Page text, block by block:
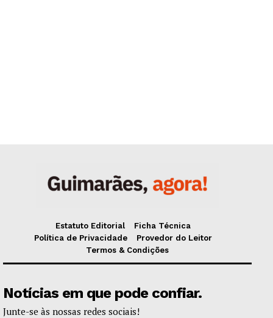
Estatuto Editorial
Ficha Técnica
Política de Privacidade
Provedor do Leitor
Termos & Condições
Notícias em que pode confiar.
Junte-se às nossas redes sociais!